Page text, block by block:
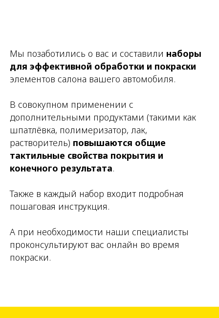
Мы позаботились о вас и составили наборы
для эффективной обработки и покраски
элементов салона вашего автомобиля.
В совокупном применении с
дополнительными продуктами (такими как
шпатлёвка, полимеризатор, лак,
растворитель) повышаются общие
тактильные свойства покрытия и
конечного результата.
Также в каждый набор входит подробная
пошаговая инструкция.
А при необходимости наши специалисты
проконсультируют вас онлайн во время
покраски.